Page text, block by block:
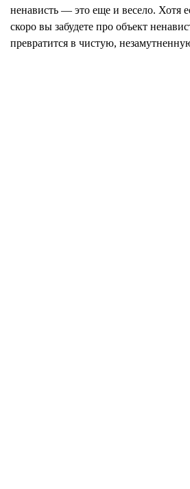
ненависть — это еще и весело. Хотя
скоро вы забудете про объект
превратится в чистую,